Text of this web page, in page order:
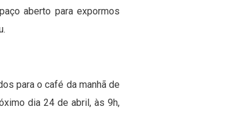
aberto para expormos
para o café da manhã de
dia 24 de abril, às 9h,